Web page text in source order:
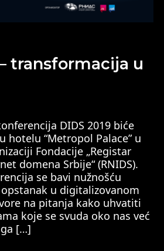
transformacija u
DIDS 2019 biće
hotelu “Metropol Palace” u
Fondacije „Registar
domena Srbije“ (RNIDS).
se bavi nužnošću
u digitalizovanom
na pitanja kako uhvatiti
koje se svuda oko nas već
[…]